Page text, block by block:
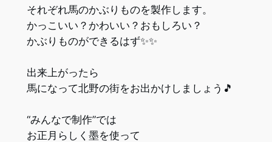
それぞれ馬のかぶりものを製作します。
かっこいい？かわいい？おもしろい？
かぶりものができるはず✨✨
出来上がったら
馬になって北野の街をお出かけしましょう🎵
“みんなで制作”では
お正月らしく墨を使って